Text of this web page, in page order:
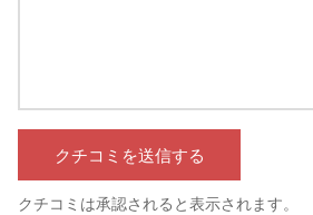
クチコミは承認されると表示されます。